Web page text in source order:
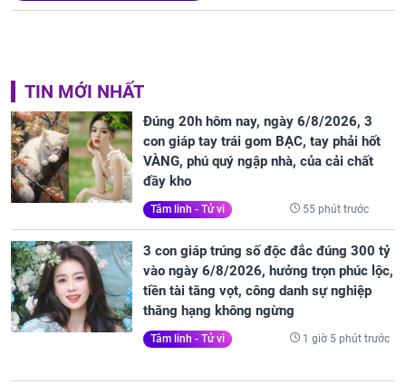
TIN MỚI NHẤT
Đúng 20h hôm nay, ngày 6/8/2026, 3
con giáp tay trái gom BẠC, tay phải hốt
VÀNG, phú quý ngập nhà, của cải chất
đầy kho
Tâm linh - Tử vi 55 phút trước
3 con giáp trúng số độc đắc đúng 300 tỷ
vào ngày 6/8/2026, hưởng trọn phúc lộc,
tiền tài tăng vọt, công danh sự nghiệp
thăng hạng không ngừng
Tâm linh - Tử vi 1 giờ 5 phút trước